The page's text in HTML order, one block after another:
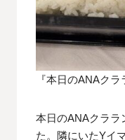
『本日のANAクラ
本日のANAクララ
た。隣にいたYイ